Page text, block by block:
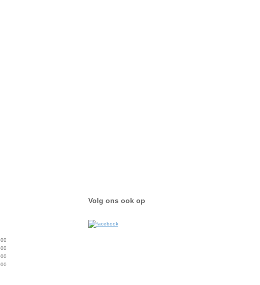
Volg ons ook op